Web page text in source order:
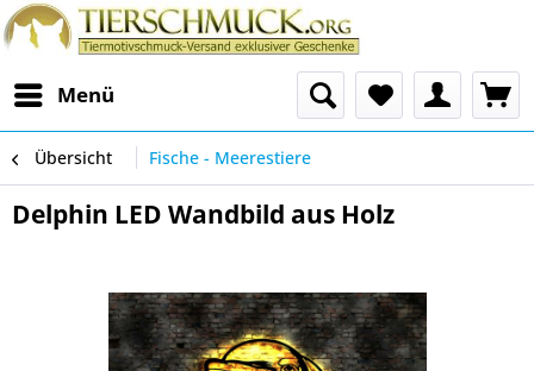
Menü
Übersicht Fische - Meerestiere
Delphin LED Wandbild aus Holz